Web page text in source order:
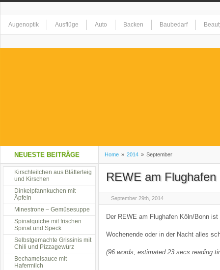
Augenoptik Ausflüge Auto Backen Baubedarf
Restaurant Restaurant alla Mama Shopping Sicherheit
Tiere Tierzubehör Uncategorized
Home » 2014 » September
REWE am
September 29th, 2014
Der REWE am Flughafen Köln/Bonn
Wochenende oder in der Nacht alles
(96 words, estimated 23 secs reading
NEUESTE BEITRÄGE
Kirschteilchen aus Blätterteig
und Kirschen
Dinkelpfannkuchen mit
Äpfeln
Minestrone – Gemüsesuppe
Spinatquiche mit frischen
Spinat und Speck
Selbstgemachte Grissinis mit
Chili und Pizzagewürz
Bechamelsauce mit
Hafermilch